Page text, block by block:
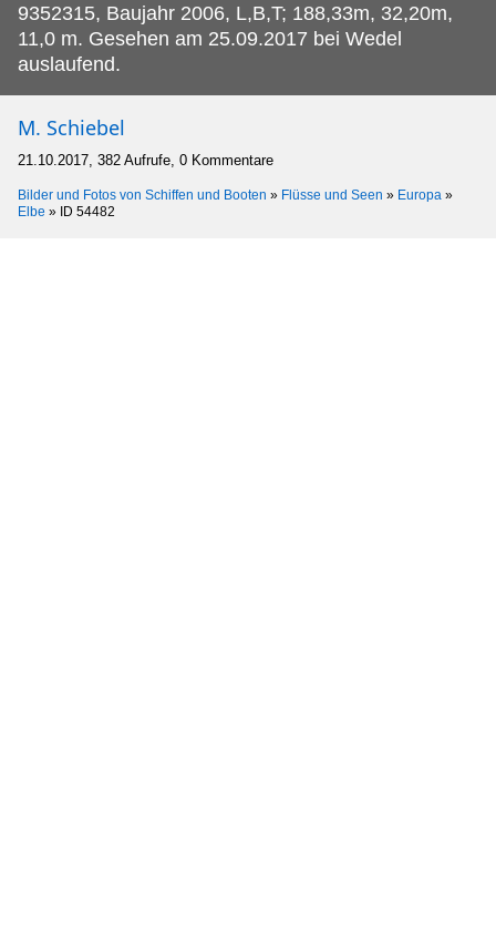
9352315, Baujahr 2006, L,B,T; 188,33m, 32,20m,
11,0 m. Gesehen am 25.09.2017 bei Wedel
auslaufend.
M. Schiebel
21.10.2017, 382 Aufrufe, 0 Kommentare
Bilder und Fotos von Schiffen und Booten » Flüsse und Seen » Europa »
Elbe » ID 54482